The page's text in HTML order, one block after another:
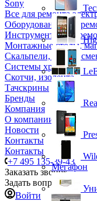
Sony
Все для ремонта
Оборудование для
Инструменты для
Монтажные столы,
Скальпели, лезвия
Системы хранения
Скотчи, изолента
Тачскрины
Бренды
Компания
О компании
Новости
Контакты
Контакты
+7 495 135-39-43
Заказать звонок
Задать вопрос
Войти
Мегафон